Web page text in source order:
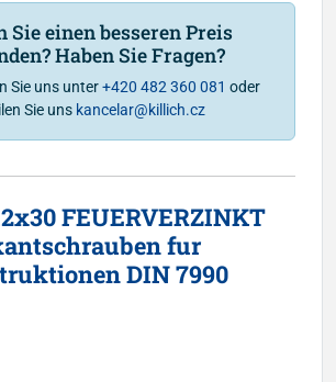
Sie einen besseren Preis
Haben Sie Fragen?
Sie uns unter+420 482 360 081 oder
Sie uns kancelar@killich.cz
FEUERVERZINKT
fur
DIN 7990